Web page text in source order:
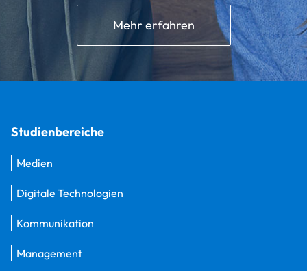
Mehr erfahren
Studienbereiche
Medien
Digitale Technologien
Kommunikation
Management